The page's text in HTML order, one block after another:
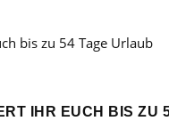
IHR EUCH BIS ZU